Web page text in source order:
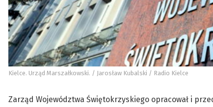
Kielce. Urząd Marszałkowski. / Jarosław Kubalski / Radio Kielce
Zarząd Województwa Świętokrzyskiego opracował i